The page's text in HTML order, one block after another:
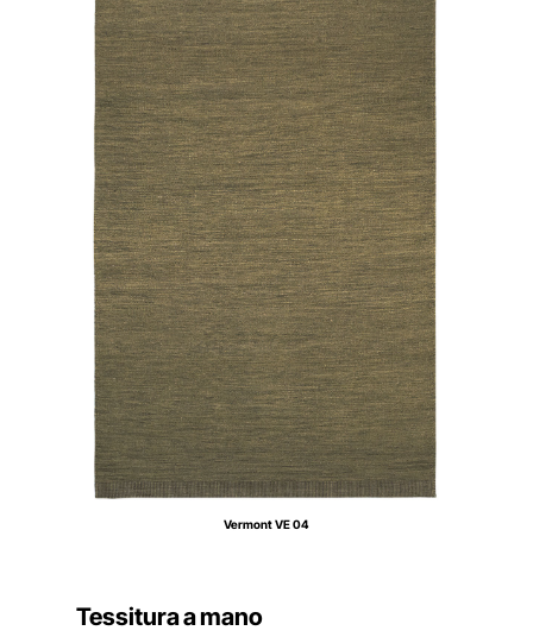
Vermont VE 04
Tessitura a mano